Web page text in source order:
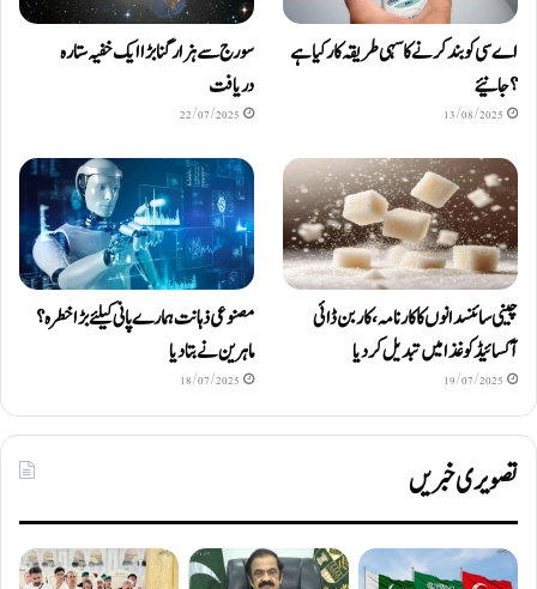
اے سی کو بند کرنے کا سہی طریقہ کار کیا ہے
؟ جانیئے
13/08/2025
سورج سے ہزار گنا بڑا ایک خفیہ ستارہ
دریافت
22/07/2025
چینی سائنسدانوں کا کارنامہ، کاربن ڈائی
آکسائیڈ کو غذا میں تبدیل کردیا
19/07/2025
مصنوعی ذہانت ہمارے پانی کیلئے بڑا خطرہ؟
ماہرین نے بتا دیا
18/07/2025
تصویری خبریں